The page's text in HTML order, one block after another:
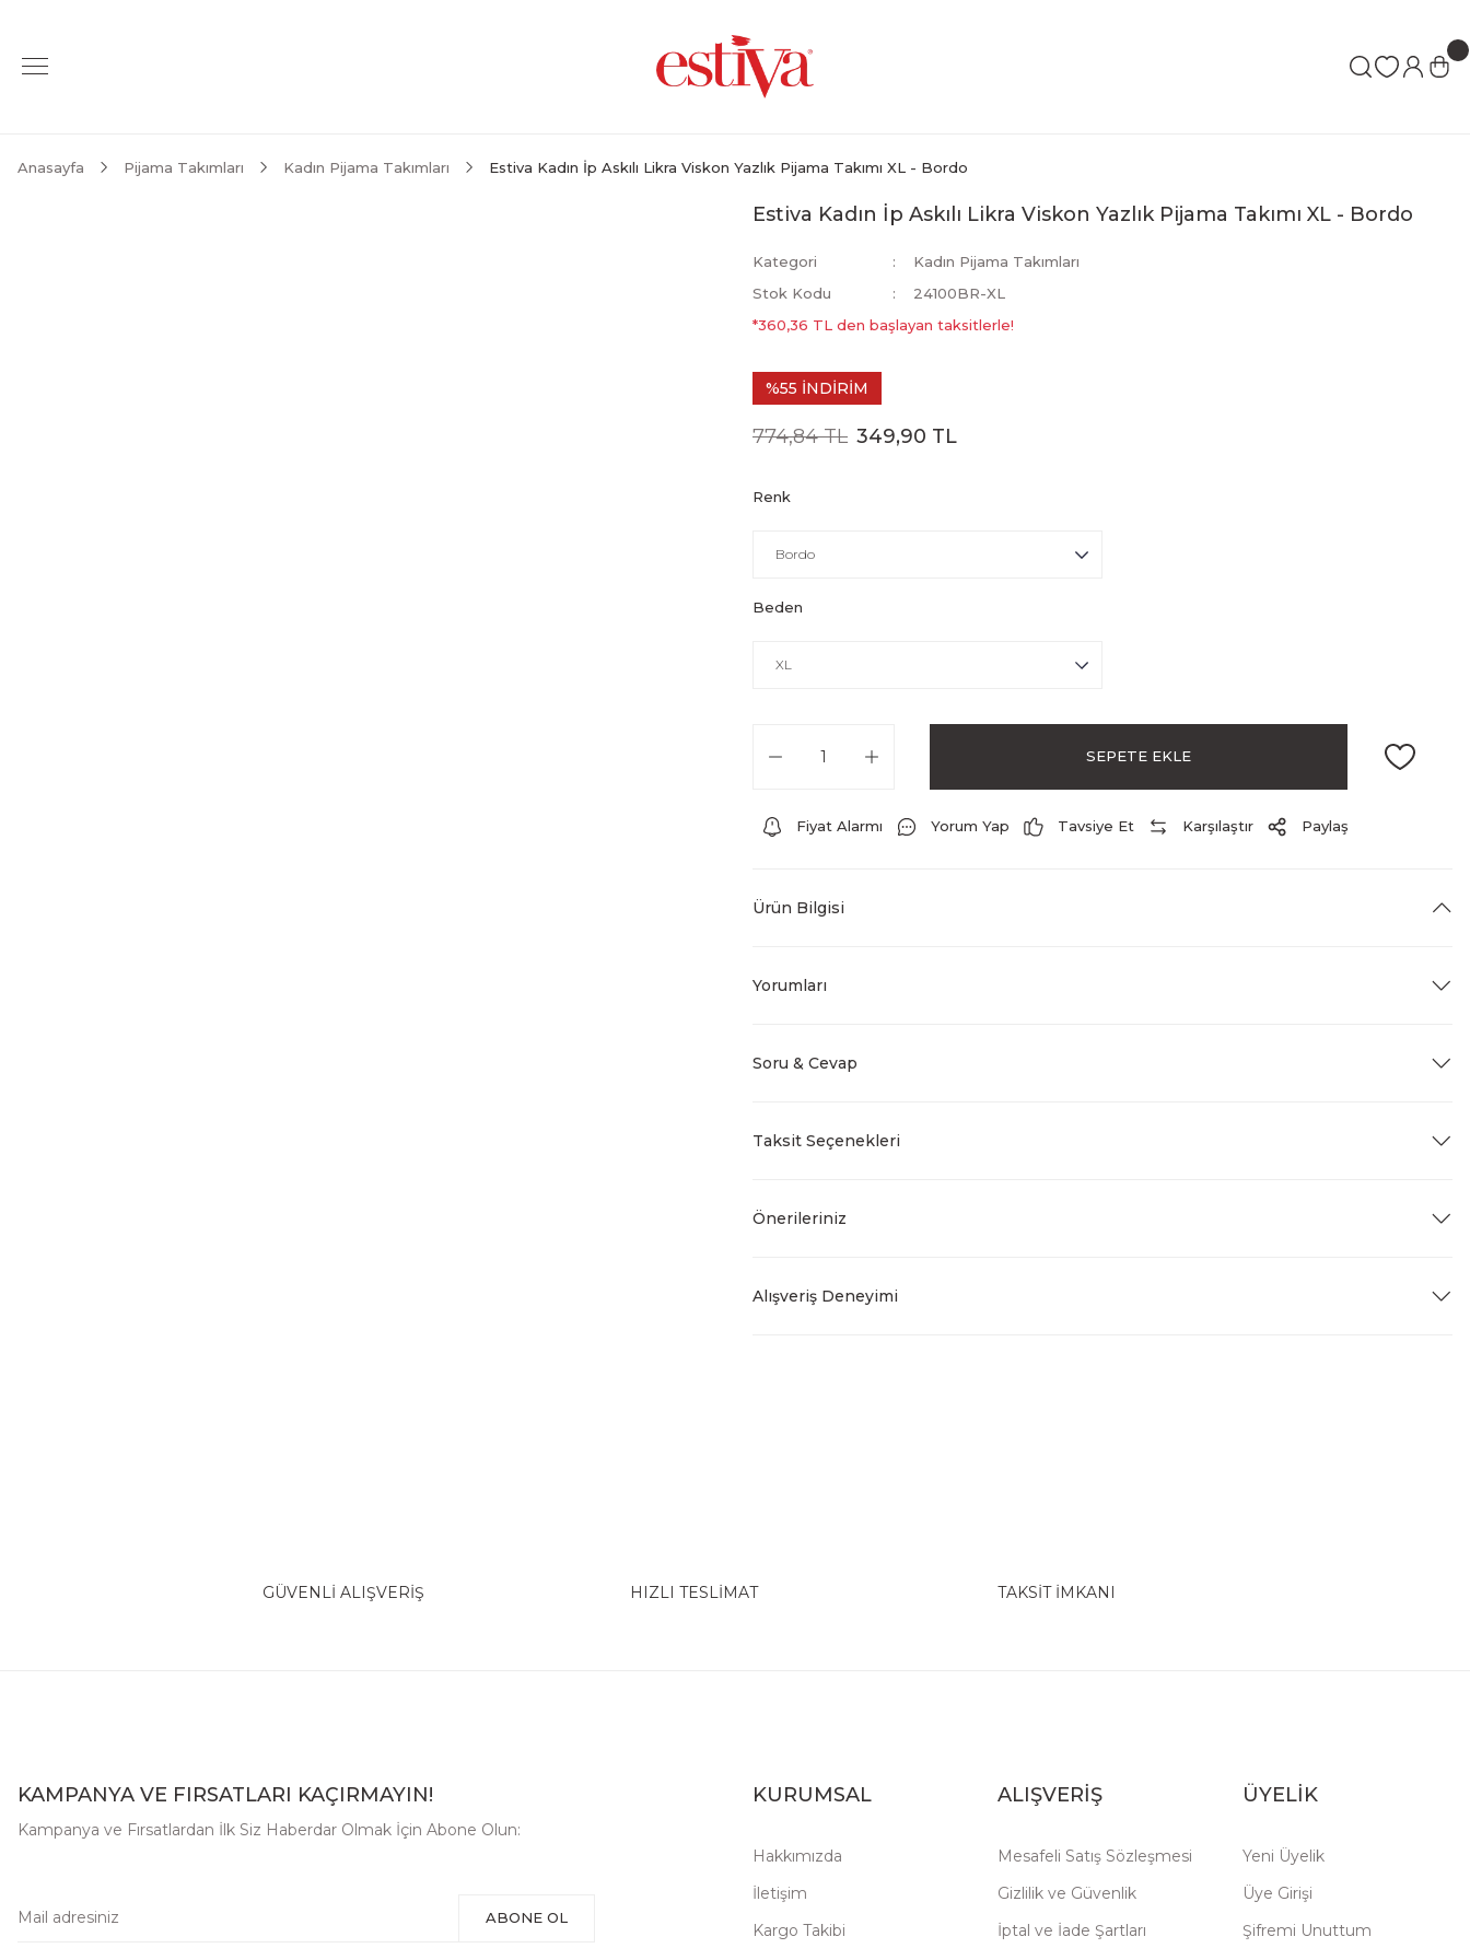
Anasayfa Pijama Takımları Kadın Pijama Takımları Estiva Kadın İp Askılı Likra Viskon Yazlık Pijama Takımı XL - Bordo
Estiva Kadın İp Askılı Likra Viskon Yazlık Pijama Takımı XL - Bordo
Kategori
Kadın Pijama Takımları
Stok Kodu
24100BR-XL
*360,36 TL den başlayan taksitlerle!
%55 İNDİRİM
774,84 TL 349,90 TL
Renk
Beden
SEPETE EKLE
Fiyat Alarmı Yorum Yap Tavsiye Et Karşılaştır Paylaş
Ürün Bilgisi
Yorumları
Soru & Cevap
Taksit Seçenekleri
Önerileriniz
Alışveriş Deneyimi
GÜVENLİ ALIŞVERİŞ HIZLI TESLİMAT TAKSİT İMKANI
KAMPANYA VE FIRSATLARI KAÇIRMAYIN!
Kampanya ve Fırsatlardan İlk Siz Haberdar Olmak İçin Abone Olun:
ABONE OL
KURUMSAL
Hakkımızda
İletişim
Kargo Takibi
ALIŞVERİŞ
Mesafeli Satış Sözleşmesi
Gizlilik ve Güvenlik
İptal ve İade Şartları
ÜYELİK
Yeni Üyelik
Üye Girişi
Şifremi Unuttum